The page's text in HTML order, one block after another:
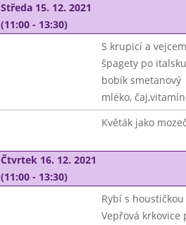
Středa 15. 12. 2021
(11:00 - 13:30)
S krupicí a vejcem
špagety po
bobík smetanový
mléko,
Květák jako
Čtvrtek 16. 12. 2021
(11:00 - 13:30)
Rybí s houstičkou
Vepřová krkovice